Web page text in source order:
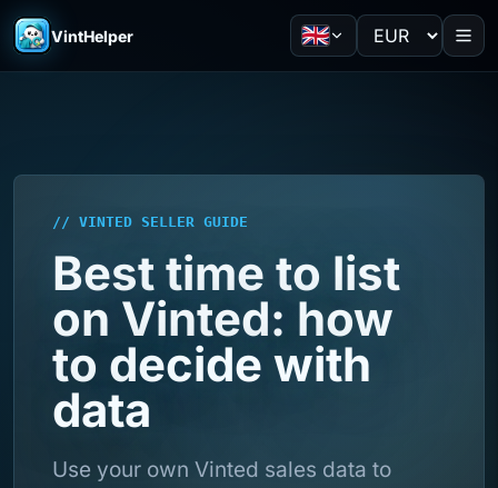
VintHelper
// VINTED SELLER GUIDE
Best time to list
on Vinted: how
to decide with
data
Use your own Vinted sales data to